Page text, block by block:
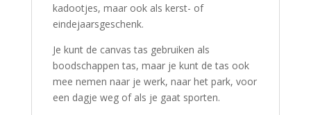
kadootjes, maar ook als kerst- of
eindejaarsgeschenk.
Je kunt de canvas tas gebruiken als
boodschappen tas, maar je kunt de tas ook
mee nemen naar je werk, naar het park, voor
een dagje weg of als je gaat sporten.